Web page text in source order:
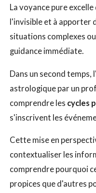
La voyance pure
l'invisible et à apporter
situations complexes
guidance immédiate.
Dans un second
astrologique par un
comprendre les cycles
s'inscrivent les
Cette mise en
contextualiser les
comprendre pourquoi
propices que d'autres